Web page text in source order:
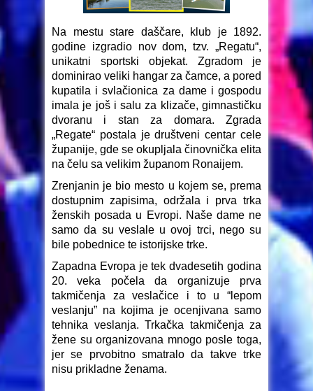
Na mestu stare daščare, klub je 1892.
godine izgradio nov dom, tzv. „Regatu“,
unikatni sportski objekat. Zgradom je
dominirao veliki hangar za čamce, a pored
kupatila i svlačionica za dame i gospodu
imala je još i salu za klizače, gimnastičku
dvoranu i stan za domara. Zgrada
„Regate“ postala je društveni centar cele
županije, gde se okupljala činovnička elita
na čelu sa velikim županom Ronaijem.
Zrenjanin je bio mesto u kojem se, prema
dostupnim zapisima, održala i prva trka
ženskih posada u Evropi. Naše dame ne
samo da su veslale u ovoj trci, nego su
bile pobednice te istorijske trke.
Zapadna Evropa je tek dvadesetih godina
20. veka počela da organizuje prva
takmičenja za veslačice i to u “lepom
veslanju” na kojima je ocenjivana samo
tehnika veslanja. Trkačka takmičenja za
žene su organizovana mnogo posle toga,
jer se prvobitno smatralo da takve trke
nisu prikladne ženama.